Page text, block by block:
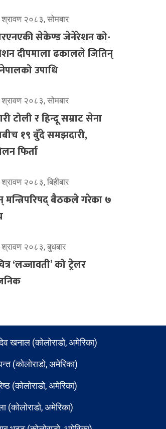
२०८३, सोमबार
सेकेण्ड जेनेरेशन को-
दीपमाला ढकालले जितिन्
उपाधि
२०८३, सोमबार
टोली र हिन्दू सम्राट सेना
१९ बुँदे समझदारी,
फिर्ता
२०८३, बिहीबार
मन्त्रिपरिषद् बैठकले गरेका ७
२०८३, बुधबार
‘लज्जावती’ को ट्रेलर
खनाल (कोलोराडो, अमेरिका)
(कोलोराडो, अमेरिका)
(कोलोराडो, अमेरिका)
(कोलोराडो, अमेरिका)